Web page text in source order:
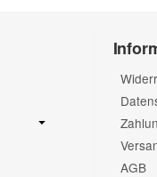
AGB